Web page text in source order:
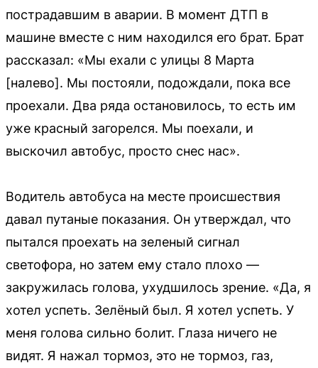
пострадавшим в аварии. В момент ДТП в
машине вместе с ним находился его брат. Брат
рассказал: «Мы ехали с улицы 8 Марта
[налево]. Мы постояли, подождали, пока все
проехали. Два ряда остановилось, то есть им
уже красный загорелся. Мы поехали, и
выскочил автобус, просто снес нас».
Водитель автобуса на месте происшествия
давал путаные показания. Он утверждал, что
пытался проехать на зеленый сигнал
светофора, но затем ему стало плохо —
закружилась голова, ухудшилось зрение. «Да, я
хотел успеть. Зелёный был. Я хотел успеть. У
меня голова сильно болит. Глаза ничего не
видят. Я нажал тормоз, это не тормоз, газ,